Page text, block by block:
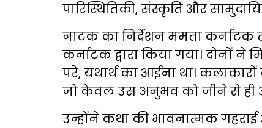
पारिस्थितिकी, संस्कृति और
नाटक का निर्देशन ममता
कर्नाटक द्वारा किया गया। दोनों
परे, यथार्थ का आईना था।
जो केवल उस अनुभव को जीने से ही
उन्होंने कथा की भावनात्मक